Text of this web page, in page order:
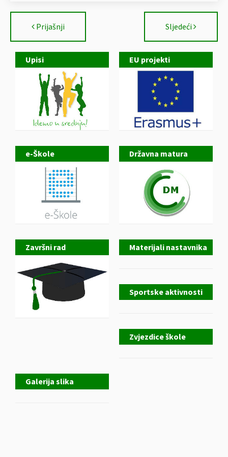
Upisi EU projekti
e-Škole Državna matura
Završni rad Materijali nastavnika
Sportske aktivnosti
Zvjezdice škole
Galerija slika
Prijašnji Sljedeći